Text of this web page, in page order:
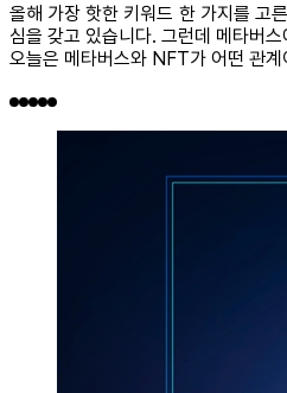
올해 가장 핫한 키워드 한 가지를 고
심을 갖고 있습니다. 그런데 메타버
오늘은 메타버스와 NFT가 어떤 관